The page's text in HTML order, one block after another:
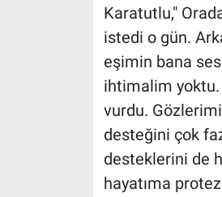
Karatutlu,"
istedi o gün.
eşimin bana
ihtimalim yoktu.
vurdu. Gözlerimi
desteğini çok
desteklerini de
hayatıma